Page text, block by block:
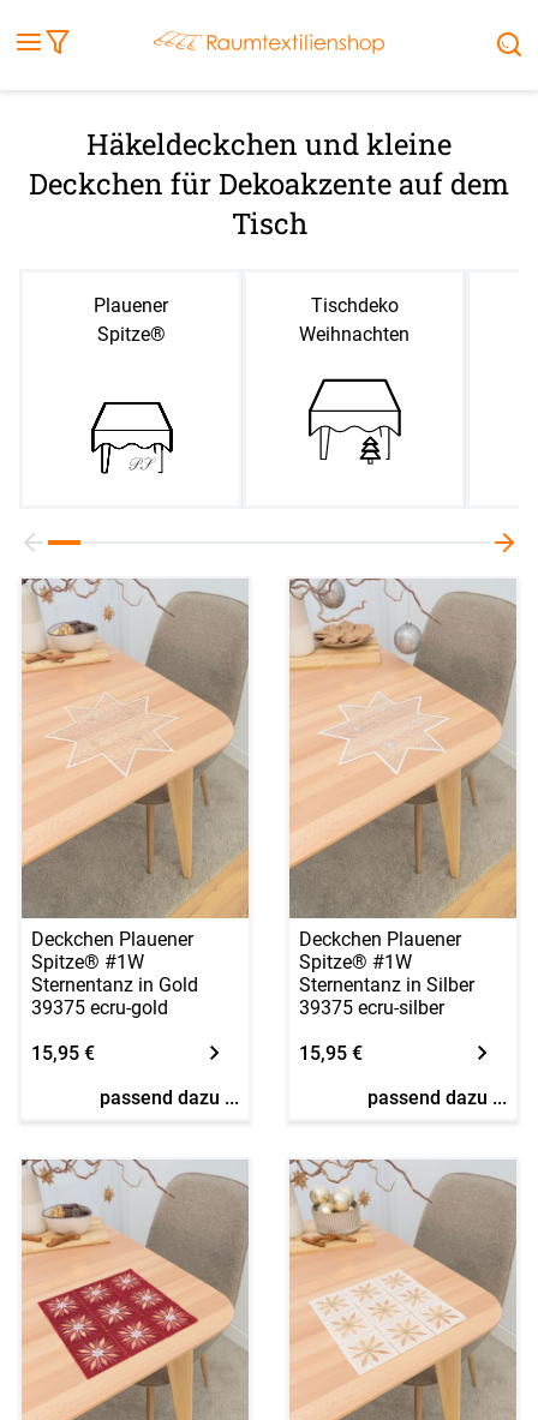
Außenrollo
Stoffe
Markise Sonnensegel
Häkeldeckchen und kleine
Deckchen für Dekoakzente auf dem
Tisch
Plauener
Spitze®
Tischdeko
Weihnachten
Deckchen Plauener
Spitze® #1W
Sternentanz in Gold
39375 ecru-gold
15,95 €
passend dazu ...
Deckchen Plauener
Spitze® #1W
Sternentanz in Silber
39375 ecru-silber
15,95 €
passend dazu ...